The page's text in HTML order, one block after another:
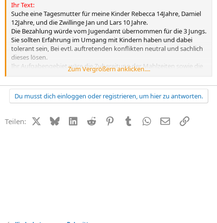
Ihr Text:
Suche eine Tagesmutter für meine Kinder Rebecca 14Jahre, Damiel
12Jahre, und die Zwillinge Jan und Lars 10 Jahre.
Die Bezahlung würde vom Jugendamt übernommen für die 3 Jungs.
Sie sollten Erfahrung im Umgang mit Kindern haben und dabei
tolerant sein, Bei evtl. auftretenden konflikten neutral und sachlich
dieses lösen.
Ihr Aufgabengebiet wäre die Zubereitung der Mahlzeiten sowie die
Freizeitgestaltung bis ca. 17 Uhr.
Jan bleibt Donnerstags länger (bis 15Uhr) in der Schule, der müsste
dann abgeholt werden.
Über eine Antwort würde ich mich sehr freuen.
Quasinowski)
Leider bin ich nicht online zu erreichen.
Zum Vergrößern anklicken....
Du musst dich einloggen oder registrieren, um hier zu antworten.
Teilen: X (Twitter)
BlueskyLinkedIn
Reddit PinterestTumblr WhatsApp
E-MailLink